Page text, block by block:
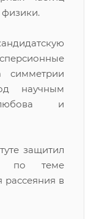
физики.
симметрии
научным
и
защитил
по теме
рассеяния в